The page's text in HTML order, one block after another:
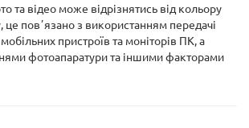
та відео може відрізнятись від кольору
це повʼязано з використанням передачі
пристроїв та моніторів ПК, а
фотоапаратури та іншими факторами